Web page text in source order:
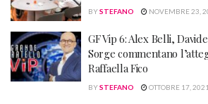
BYSTEFANO NOVEMBRE 23,
GF Vip 6: Alex Belli,
Sorge commentano
Raffaella Fico
BYSTEFANO OTTOBRE 17, 2021